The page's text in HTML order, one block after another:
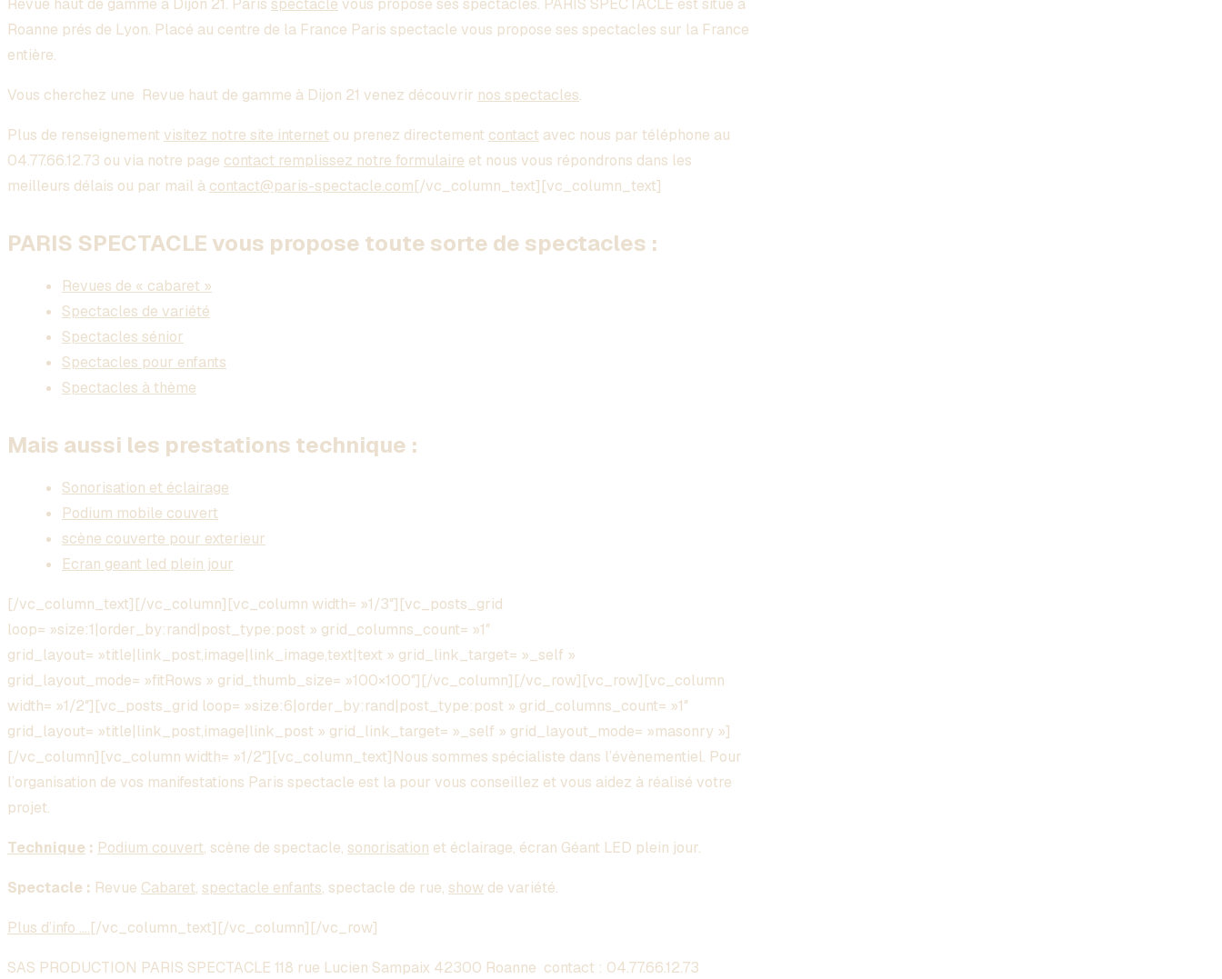
Revue haut de gamme à Dijon 21. Paris spectacle vous propose ses spectacles. PARIS SPECTACLE est situé à
Roanne prés de Lyon. Placé au centre de la France Paris spectacle vous propose ses spectacles sur la France
entière.
Vous cherchez une Revue haut de gamme à Dijon 21 venez découvrir nos spectacles.
Plus de renseignement visitez notre site internet ou prenez directement contact avec nous par téléphone au
04.77.66.12.73 ou via notre page contact remplissez notre formulaire et nous vous répondrons dans les
meilleurs délais ou par mail à contact@paris-spectacle.com[/vc_column_text][vc_column_text]
PARIS SPECTACLE vous propose toute sorte de spectacles :
Revues de « cabaret »
Spectacles de variété
Spectacles sénior
Spectacles pour enfants
Spectacles à thème
Mais aussi les prestations technique :
Sonorisation et éclairage
Podium mobile couvert
scène couverte pour exterieur
Ecran geant led plein jour
[/vc_column_text][/vc_column][vc_column width= »1/3″][vc_posts_grid
loop= »size:1|order_by:rand|post_type:post » grid_columns_count= »1″
grid_layout= »title|link_post,image|link_image,text|text » grid_link_target= »_self »
grid_layout_mode= »fitRows » grid_thumb_size= »100×100″][/vc_column][/vc_row][vc_row][vc_column
width= »1/2″][vc_posts_grid loop= »size:6|order_by:rand|post_type:post » grid_columns_count= »1″
grid_layout= »title|link_post,image|link_post » grid_link_target= »_self » grid_layout_mode= »masonry »]
[/vc_column][vc_column width= »1/2″][vc_column_text]Nous sommes spécialiste dans l’évènementiel. Pour
l’organisation de vos manifestations Paris spectacle est la pour vous conseillez et vous aidez à réalisé votre
projet.
Technique : Podium couvert, scène de spectacle, sonorisation et éclairage, écran Géant LED plein jour.
Spectacle : Revue Cabaret, spectacle enfants, spectacle de rue, show de variété.
Plus d’info ….[/vc_column_text][/vc_column][/vc_row]
SAS PRODUCTION PARIS SPECTACLE 118 rue Lucien Sampaix 42300 Roanne contact : 04.77.66.12.73